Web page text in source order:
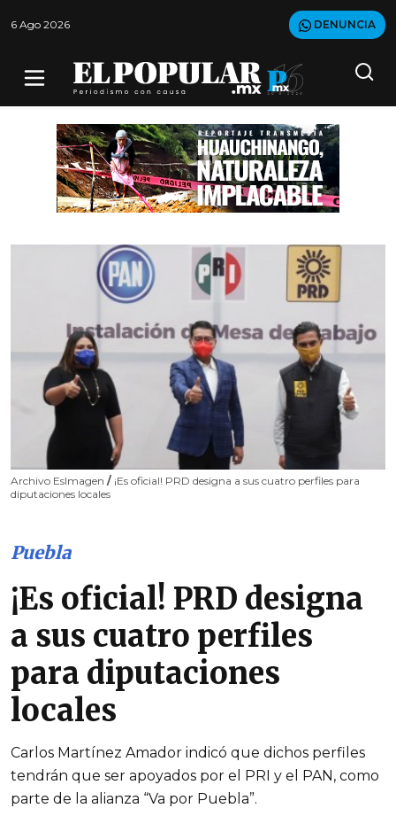
6 Ago 2026 DENUNCIA
Archivo EsImagen / ¡Es oficial! PRD designa a sus cuatro perfiles para
diputaciones locales
Puebla
¡Es oficial! PRD designa
a sus cuatro perfiles
para diputaciones
locales
Carlos Martínez Amador indicó que dichos perfiles
tendrán que ser apoyados por el PRI y el PAN, como
parte de la alianza “Va por Puebla”.